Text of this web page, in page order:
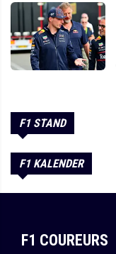
F1 STAND
F1 KALENDER
F1 COUREURS